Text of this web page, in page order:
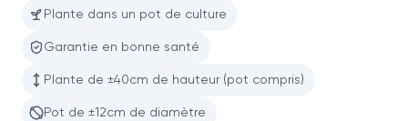
Plante dans un pot de culture
Garantie en bonne santé
Plante de ±40cm de hauteur (pot compris)
Pot de ±12cm de diamètre